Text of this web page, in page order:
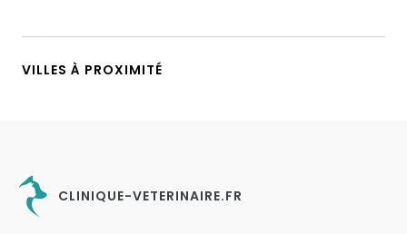
VILLES À PROXIMITÉ
CLINIQUE-VETERINAIRE.FR